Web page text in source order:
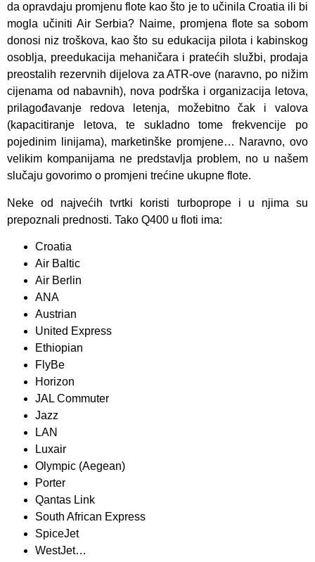
da opravdaju promjenu flote kao što je to učinila Croatia ili bi
mogla učiniti Air Serbia? Naime, promjena flote sa sobom
donosi niz troškova, kao što su edukacija pilota i kabinskog
osoblja, preedukacija mehaničara i pratećih službi, prodaja
preostalih rezervnih dijelova za ATR-ove (naravno, po nižim
cijenama od nabavnih), nova podrška i organizacija letova,
prilagođavanje redova letenja, možebitno čak i valova
(kapacitiranje letova, te sukladno tome frekvencije po
pojedinim linijama), marketinške promjene… Naravno, ovo
velikim kompanijama ne predstavlja problem, no u našem
slučaju govorimo o promjeni trećine ukupne flote.
Neke od najvećih tvrtki koristi turboprope i u njima su
prepoznali prednosti. Tako Q400 u floti ima:
Croatia
Air Baltic
Air Berlin
ANA
Austrian
United Express
Ethiopian
FlyBe
Horizon
JAL Commuter
Jazz
LAN
Luxair
Olympic (Aegean)
Porter
Qantas Link
South African Express
SpiceJet
WestJet…